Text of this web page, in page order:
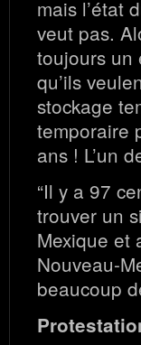
mais l’état
veut pas.
toujours un
qu’ils
stockage
temporaire
ans ! L’un
“Il y a 97
trouver un
Mexique et
Nouveau-
beaucoup